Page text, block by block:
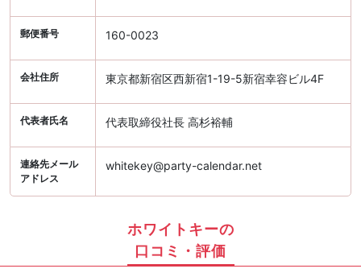
郵便番号 160-0023
会社住所 東京都新宿区西新宿1-19-5新宿幸容ビル4F
代表者氏名 代表取締役社長 高杉裕輔
連絡先メール
アドレス
whitekey@party-calendar.net
ホワイトキーの
口コミ・評価